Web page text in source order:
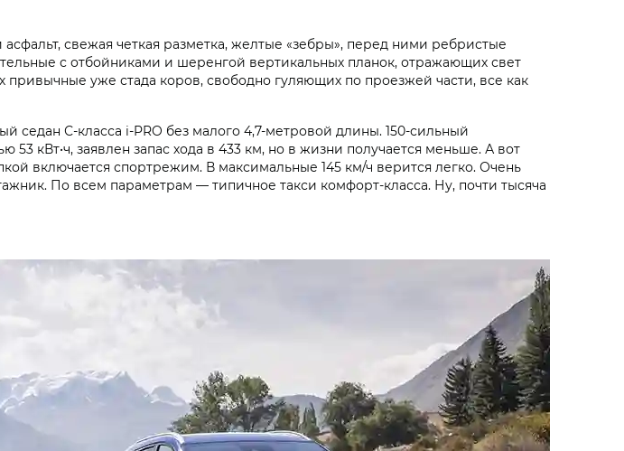
свежая четкая разметка, желтые «зебры», перед ними ребристые
с отбойниками и шеренгой вертикальных планок, отражающих свет
уже стада коров, свободно гуляющих по проезжей части, все как
С-класса i‑PRO без малого 4,7-метровой длины. 150-сильный
кВт•ч, заявлен запас хода в 433 км, но в жизни получается меньше. А вот
включается спортрежим. В максимальные 145 км/ч верится легко. Очень
По всем параметрам — типичное такси комфорт-класса. Ну, почти тысяча